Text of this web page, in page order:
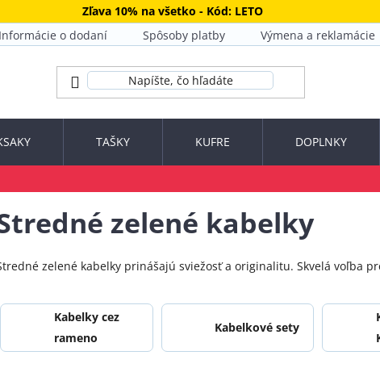
Zľava 10% na všetko - Kód: LETO
Informácie o dodaní Spôsoby platby Výmena a reklamácie
TAŠKY KUFRE DOPLNKY
zelené kabelky
zelené kabelky prinášajú sviežosť a originalitu. Skvelá voľba
Kabelky cez
rameno
Kabelkové sety